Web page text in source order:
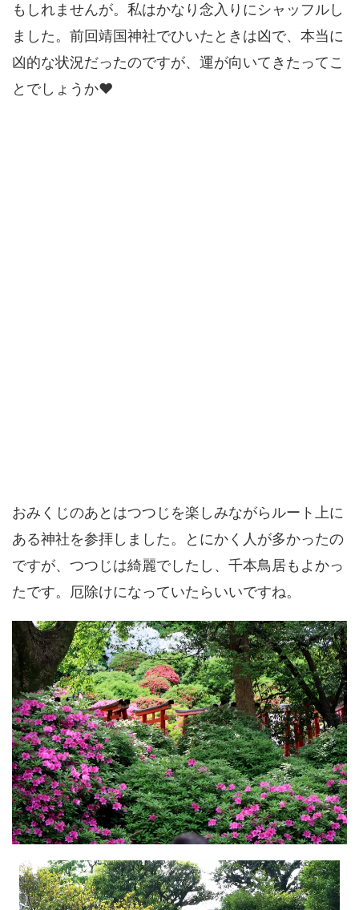
もしれませんが。私はかなり念入りにシャッフルし
ました。前回靖国神社でひいたときは凶で、本当に
凶的な状況だったのですが、運が向いてきたってこ
とでしょうか♥️
おみくじのあとはつつじを楽しみながらルート上に
ある神社を参拝しました。とにかく人が多かったの
ですが、つつじは綺麗でしたし、千本鳥居もよかっ
たです。厄除けになっていたらいいですね。